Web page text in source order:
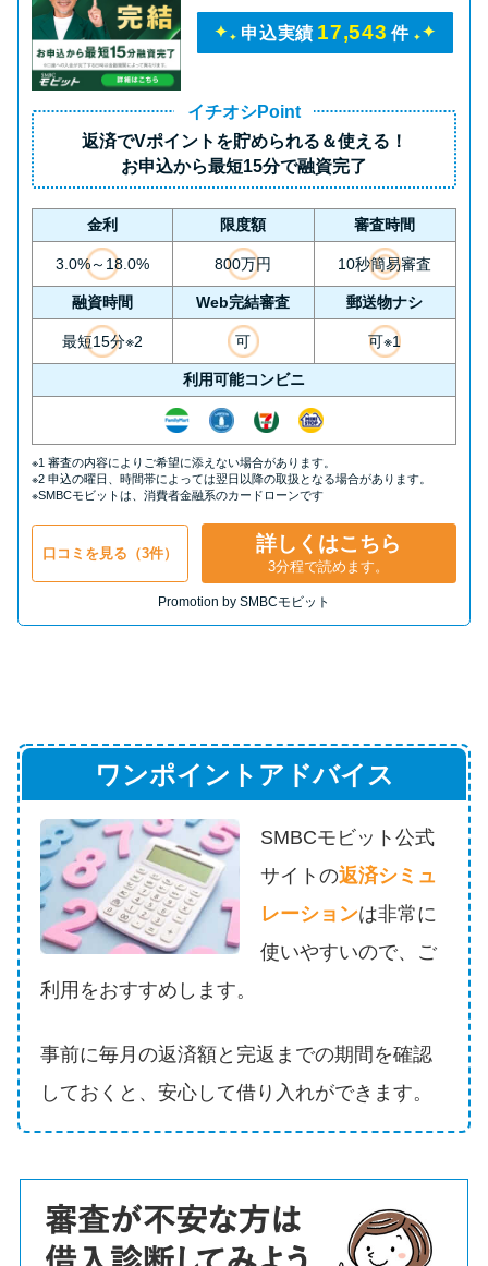
申込実績 17,543 件
イチオシPoint
返済でVポイント を貯められる＆使える！
お申込から最短15分で融資完了
金利 限度額 審査時間
3.0%～18.0% 800万円 10秒簡易審査
融資時間 Web完結審査 郵送物ナシ
最短15分※2 可 可※1
利用可能コンビニ
※1 審査の内容によりご希望に添えない場合があります。
※2 申込の曜日、時間帯によっては翌日以降の取扱となる場合があります。
※SMBCモビットは、消費者金融系のカードローンです
口コミを見る（3件） 詳しくはこちら
3分程で読めます。
Promotion by SMBCモビット
ワンポイントアドバイス
SMBCモビット公式
サイトの返済シミュ
レーションは非常に
使いやすいので、ご
利用をおすすめします。
事前に毎月の返済額と完返までの期間を確認
しておくと、安心して借り入れができます。